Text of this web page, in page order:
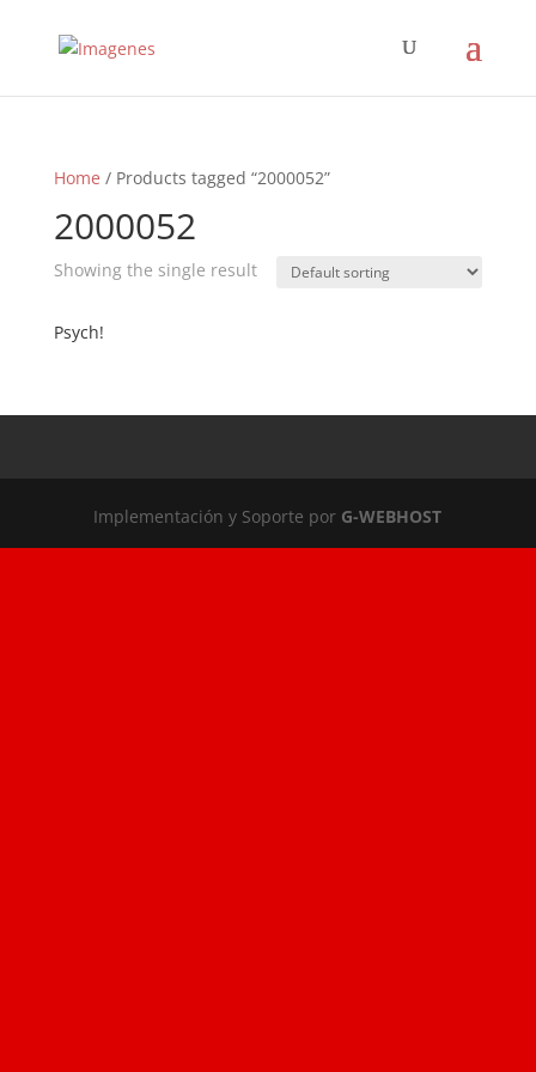
Home / Products tagged “2000052”
2000052
Showing the single result
Psych!
Implementación y Soporte por G-WEBHOST